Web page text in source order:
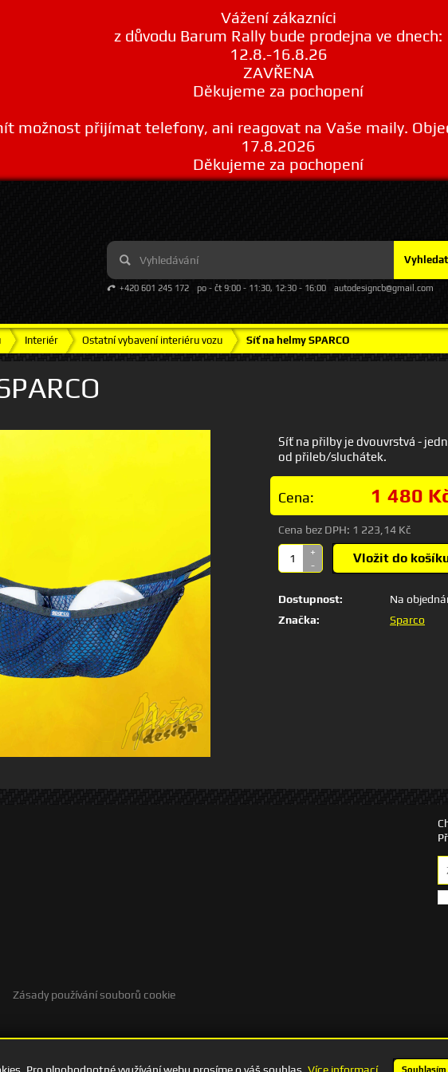
Vážení zákazníci
z důvodu Barum Rally bude prodejna ve dnech:
12.8.-16.8.26
ZAVŘENA
Děkujeme za pochopení
možnost přijímat telefony, ani reagovat na Vaše maily.
17.8.2026
Děkujeme za pochopení
Vyhledat
+420 601 245 172 po - čt 9:00 - 11:30, 12:30 - 16:00 autodesigncb@gmail.com
Interiér Ostatní vybavení interiéru vozu Síť na helmy SPARCO
Síť na přilby je dvouvrstvá -
od přileb/sluchátek.
Cena: 1 480
Cena bez DPH: 1 223,14 Kč
+
-
Vložit do
Dostupnost:
Na
Značka:
Sparco
Zásady používání souborů cookie
Souhlasím